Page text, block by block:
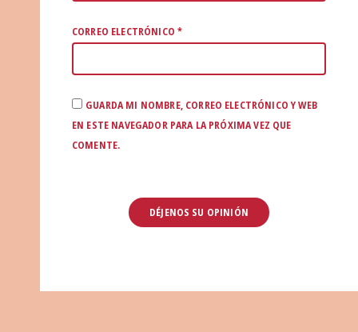
CORREO ELECTRÓNICO*
GUARDA MI NOMBRE, CORREO ELECTRÓNICO Y WEB
EN ESTE NAVEGADOR PARA LA PRÓXIMA VEZ QUE
COMENTE.